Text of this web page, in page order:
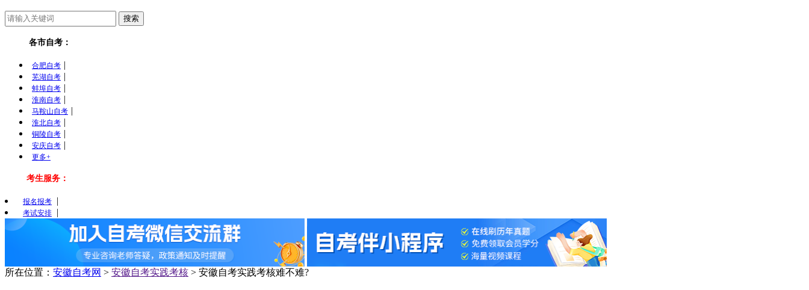
各市自考：
合肥自考 |
芜湖自考 |
蚌埠自考 |
淮南自考 |
马鞍山自考 |
淮北自考 |
铜陵自考 |
安庆自考 |
更多+
考生服务：
报名报考 |
考试安排 |
所在位置： 安徽自考网 > 安徽自考实践考核 > 安徽自考实践考核难不难?